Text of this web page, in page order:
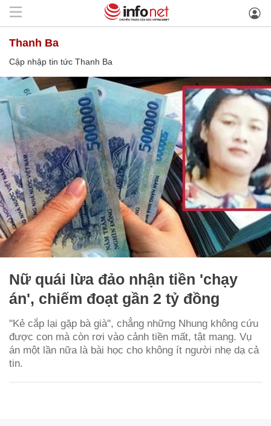
Thanh Ba
Cập nhập tin tức Thanh Ba
Nữ quái lừa đảo nhận tiền 'chạy
án', chiếm đoạt gần 2 tỷ đồng
''Kẻ cắp lại gặp bà già'', chẳng những Nhung không cứu
được con mà còn rơi vào cảnh tiền mất, tật mang. Vụ
án một lần nữa là bài học cho không ít người nhẹ dạ cả
tin.